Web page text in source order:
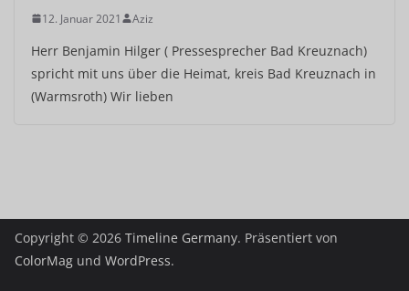
12. Januar 2021 Aziz
Herr Benjamin Hilger ( Pressesprecher Bad Kreuznach)
spricht mit uns über die Heimat, kreis Bad Kreuznach in
(Warmsroth) Wir lieben
Copyright © 2026 Timeline Germany. Präsentiert von
ColorMag und WordPress.